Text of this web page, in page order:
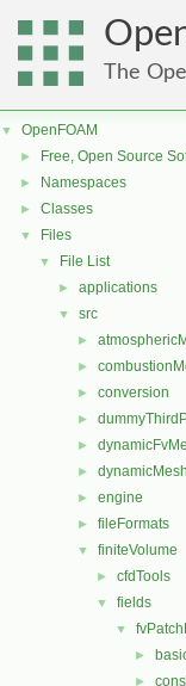
The
▼ OpenFOAM
► Free, Open Source
► Namespaces
► Classes
▼ Files
▼ File List
► applications
▼ src
►
►
► conversion
►
►
► dynamicMesh
► engine
► fileFormats
▼ finiteVolume
► cfdTools
▼ fields
▼
►
►